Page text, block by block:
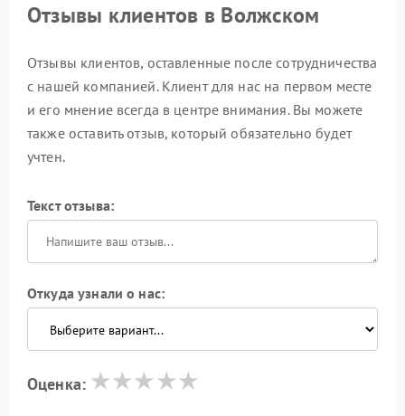
Отзывы клиентов в Волжском
Отзывы клиентов, оставленные после сотрудничества
с нашей компанией. Клиент для нас на первом месте
и его мнение всегда в центре внимания. Вы можете
также оставить отзыв, который обязательно будет
учтен.
Текст отзыва:
Откуда узнали о нас:
Оценка: